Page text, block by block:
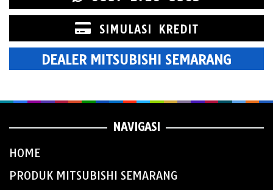
SIMULASI KREDIT
DEALER MITSUBISHI SEMARANG
NAVIGASI
HOME
PRODUK MITSUBISHI SEMARANG